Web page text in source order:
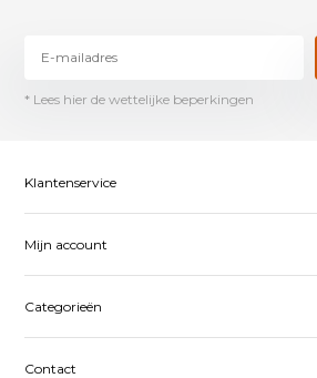
* Lees hier de wettelijke beperkingen
Klantenservice
Mijn account
Categorieën
Contact